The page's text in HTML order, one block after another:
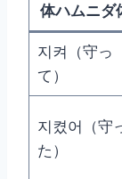
体ハムニダ
지켜（守っ
て）
지켰어（守
た）